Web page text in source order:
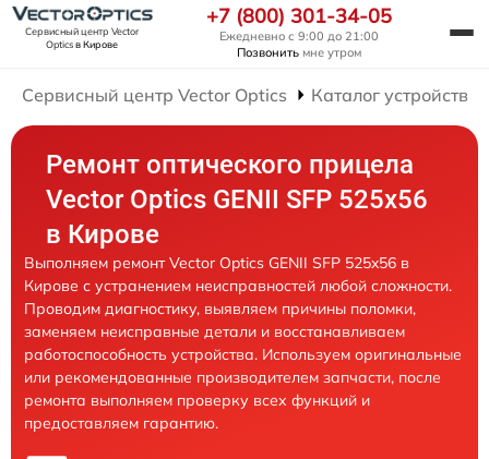
Сервисный центр Vector
Opticsв Кирове
+7 (800) 301-34-05
Ежедневно с 9:00 до 21:00
Позвонить мне утром
Сервисный центр Vector Optics Каталог устройств
Ремонт оптического прицела
Vector Optics GENII SFP 525x56
в Кирове
Выполняем ремонт Vector Optics GENII SFP 525x56 в
Кирове с устранением неисправностей любой сложности.
Проводим диагностику, выявляем причины поломки,
заменяем неисправные детали и восстанавливаем
работоспособность устройства. Используем оригинальные
или рекомендованные производителем запчасти, после
ремонта выполняем проверку всех функций и
предоставляем гарантию.